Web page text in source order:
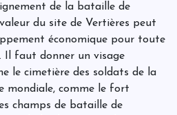
de la bataille de
du site de Vertières peut
économique pour toute
Il faut donner un visage
le cimetière des soldats de la
mondiale, comme le fort
champs de bataille de